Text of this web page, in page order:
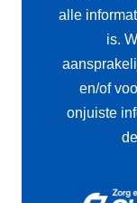
alle
is.
en/of
onjuiste